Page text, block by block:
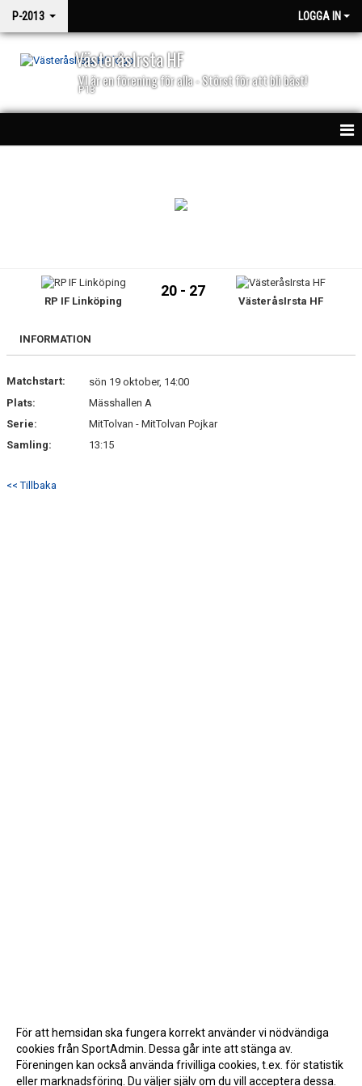
P-2013 LOGGA IN
VästeråsIrsta HF
VI är en förening för alla - Störst för att bli bäst!
P13
MATCHSPEL
MATCHER
BILDGALLERI
DOKUMENT
RP IF Linköping
20 - 27
VästeråsIrsta HF
INFORMATION
Matchstart:
sön 19 oktober, 14:00
Plats:
Mässhallen A
Serie:
MitTolvan - MitTolvan Pojkar
Samling:
13:15
<< Tillbaka
För att hemsidan ska fungera korrekt använder vi nödvändiga
cookies från SportAdmin. Dessa går inte att stänga av.
Föreningen kan också använda frivilliga cookies, t.ex. för statistik
eller marknadsföring. Du väljer själv om du vill acceptera dessa.